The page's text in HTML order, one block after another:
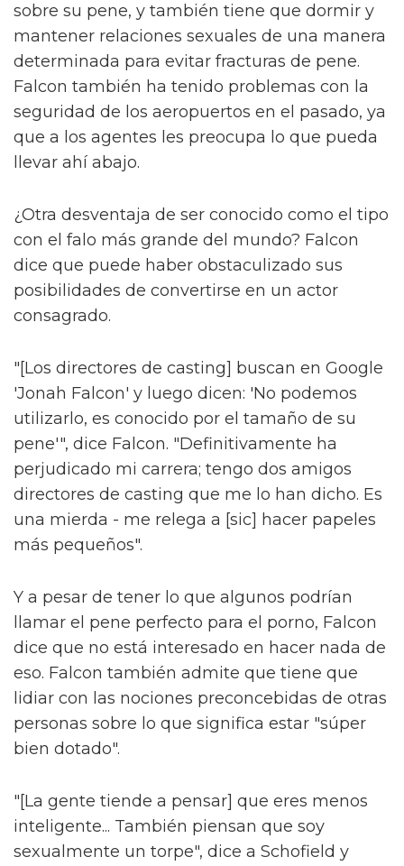
sobre su pene, y también tiene que dormir y
mantener relaciones sexuales de una manera
determinada para evitar fracturas de pene.
Falcon también ha tenido problemas con la
seguridad de los aeropuertos en el pasado, ya
que a los agentes les preocupa lo que pueda
llevar ahí abajo.
¿Otra desventaja de ser conocido como el tipo
con el falo más grande del mundo? Falcon
dice que puede haber obstaculizado sus
posibilidades de convertirse en un actor
consagrado.
"[Los directores de casting] buscan en Google
'Jonah Falcon' y luego dicen: 'No podemos
utilizarlo, es conocido por el tamaño de su
pene'", dice Falcon. "Definitivamente ha
perjudicado mi carrera; tengo dos amigos
directores de casting que me lo han dicho. Es
una mierda - me relega a [sic] hacer papeles
más pequeños".
Y a pesar de tener lo que algunos podrían
llamar el pene perfecto para el porno, Falcon
dice que no está interesado en hacer nada de
eso. Falcon también admite que tiene que
lidiar con las nociones preconcebidas de otras
personas sobre lo que significa estar "súper
bien dotado".
"[La gente tiende a pensar] que eres menos
inteligente... También piensan que soy
sexualmente un torpe", dice a Schofield y